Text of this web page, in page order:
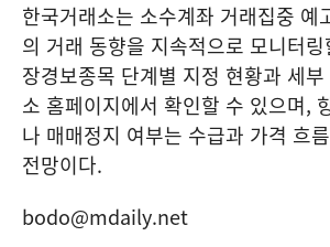
한국거래소는 소수계좌 거래집중 예
의 거래 동향을 지속적으로 모니터
장경보종목 단계별 지정 현황과 세
소 홈페이지에서 확인할 수 있으며,
나 매매정지 여부는 수급과 가격 흐
전망이다.
bodo@mdaily.net